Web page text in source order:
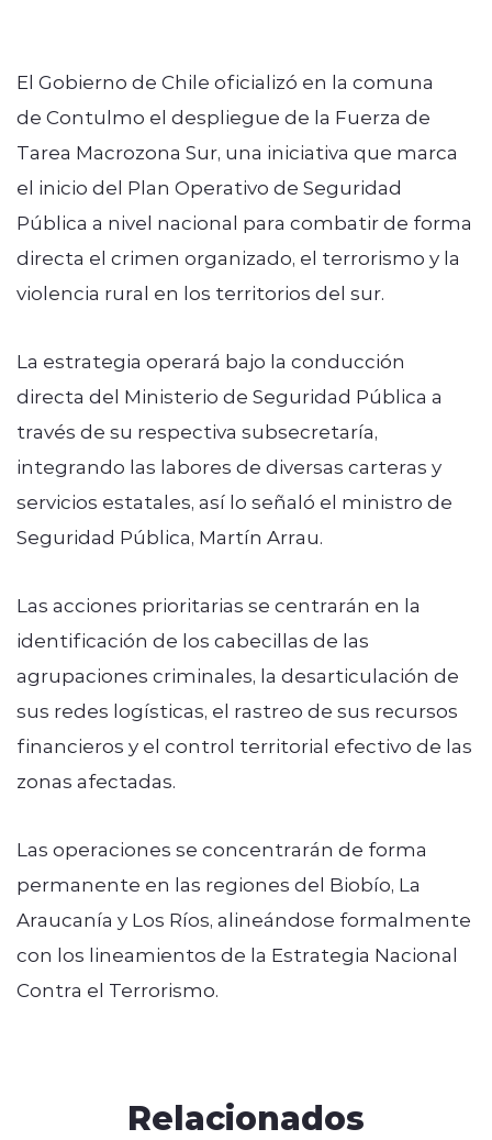
El Gobierno de Chile oficializó en la comuna
de Contulmo el despliegue de la Fuerza de
Tarea Macrozona Sur, una iniciativa que marca
el inicio del Plan Operativo de Seguridad
Pública a nivel nacional para combatir de forma
directa el crimen organizado, el terrorismo y la
violencia rural en los territorios del sur.
La estrategia operará bajo la conducción
directa del Ministerio de Seguridad Pública a
través de su respectiva subsecretaría,
integrando las labores de diversas carteras y
servicios estatales, así lo señaló el ministro de
Seguridad Pública, Martín Arrau.
Las acciones prioritarias se centrarán en la
identificación de los cabecillas de las
agrupaciones criminales, la desarticulación de
sus redes logísticas, el rastreo de sus recursos
financieros y el control territorial efectivo de las
zonas afectadas.
Las operaciones se concentrarán de forma
permanente en las regiones del Biobío, La
Araucanía y Los Ríos, alineándose formalmente
con los lineamientos de la Estrategia Nacional
Contra el Terrorismo.
Relacionados